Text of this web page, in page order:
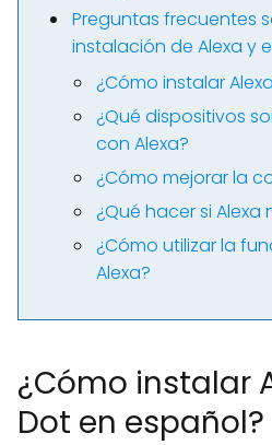
Preguntas frecuentes
instalación de Alexa y
¿Cómo instalar
¿Qué dispositivos
con Alexa?
¿Cómo mejorar la
¿Qué hacer si Alexa
¿Cómo utilizar la
Alexa?
¿Cómo instalar
Dot en español?